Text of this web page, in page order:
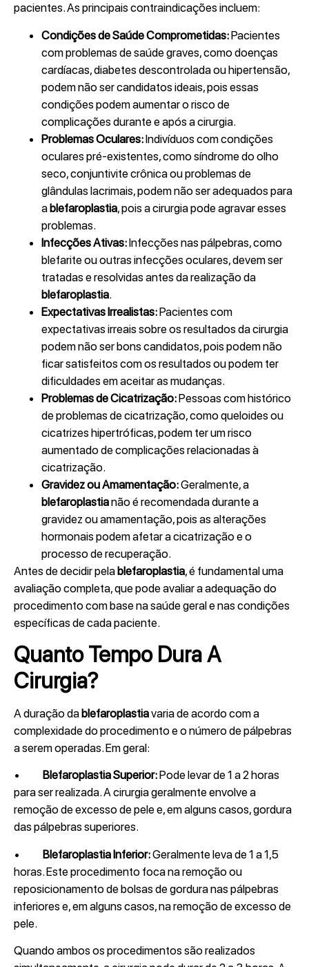
pacientes. As principais contraindicações incluem:
Condições de Saúde Comprometidas:Pacientes
com problemas de saúde graves, como doenças
cardíacas, diabetes descontrolada ou hipertensão,
podem não ser candidatos ideais, pois essas
condições podem aumentar o risco de
complicações durante e após a cirurgia.
Problemas Oculares:Indivíduos com condições
oculares pré-existentes, como síndrome do olho
seco, conjuntivite crônica ou problemas de
glândulas lacrimais, podem não ser adequados para
ablefaroplastia, pois a cirurgia pode agravar esses
problemas.
Infecções Ativas:Infecções nas pálpebras, como
blefarite ou outras infecções oculares, devem ser
tratadas e resolvidas antes da realização da
blefaroplastia.
Expectativas Irrealistas:Pacientes com
expectativas irreais sobre os resultados da cirurgia
podem não ser bons candidatos, pois podem não
ficar satisfeitos com os resultados ou podem ter
dificuldades em aceitar as mudanças.
Problemas de Cicatrização:Pessoas com histórico
de problemas de cicatrização, como queloides ou
cicatrizes hipertróficas, podem ter um risco
aumentado de complicações relacionadas à
cicatrização.
Gravidez ou Amamentação:Geralmente, a
blefaroplastianão é recomendada durante a
gravidez ou amamentação, pois as alterações
hormonais podem afetar a cicatrização e o
processo de recuperação.
Antes de decidir pelablefaroplastia, é fundamental uma
avaliação completa, que pode avaliar a adequação do
procedimento com base na saúde geral e nas condições
específicas de cada paciente.
Quanto Tempo Dura A
Cirurgia?
A duração dablefaroplastiavaria de acordo com a
complexidade do procedimento e o número de pálpebras
a serem operadas. Em geral:
• Blefaroplastia Superior:Pode levar de 1 a 2 horas
para ser realizada. A cirurgia geralmente envolve a
remoção de excesso de pele e, em alguns casos, gordura
das pálpebras superiores.
• BlefaroplastiaInferior:Geralmente leva de 1 a 1,5
horas. Este procedimento foca na remoção ou
reposicionamento de bolsas de gordura nas pálpebras
inferiores e, em alguns casos, na remoção de excesso de
pele.
Quando ambos os procedimentos são realizados